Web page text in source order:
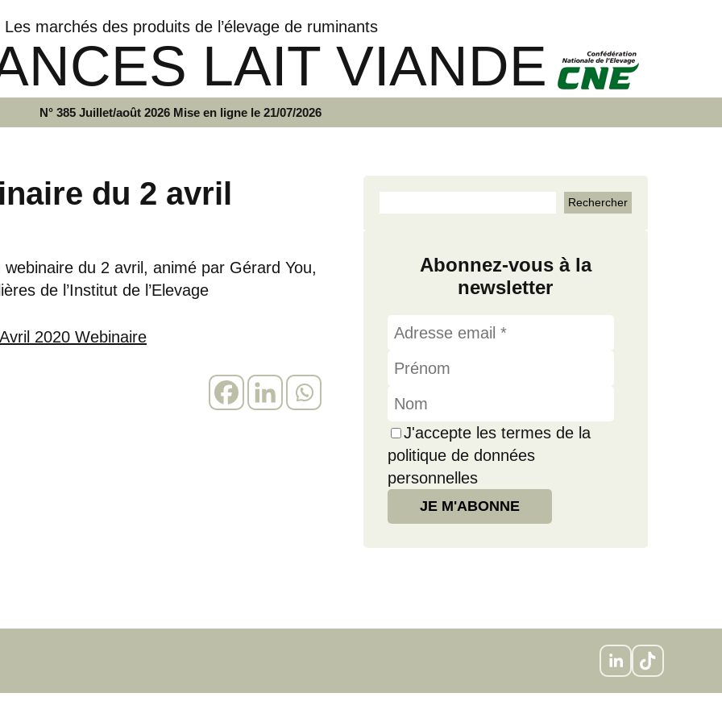
Les marchés des produits de l’élevage de ruminants
LAIT VIANDE
N° 385 Juillet/août 2026 Mise en ligne le 21/07/2026
du 2 avril
du 2 avril, animé par Gérard You,
de l’Institut de l’Elevage
2020 Webinaire
Abonnez-vous à la
newsletter
J'accepte les termes de la
politique de données
personnelles